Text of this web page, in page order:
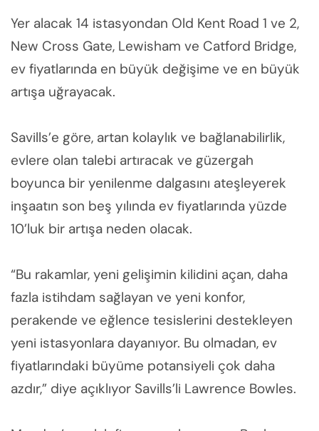
Yer alacak 14 istasyondan Old Kent Road 1 ve 2,
New Cross Gate, Lewisham ve Catford Bridge,
ev fiyatlarında en büyük değişime ve en büyük
artışa uğrayacak.
Savills’e göre, artan kolaylık ve bağlanabilirlik,
evlere olan talebi artıracak ve güzergah
boyunca bir yenilenme dalgasını ateşleyerek
inşaatın son beş yılında ev fiyatlarında yüzde
10’luk bir artışa neden olacak.
“Bu rakamlar, yeni gelişimin kilidini açan, daha
fazla istihdam sağlayan ve yeni konfor,
perakende ve eğlence tesislerini destekleyen
yeni istasyonlara dayanıyor. Bu olmadan, ev
fiyatlarındaki büyüme potansiyeli çok daha
azdır,” diye açıklıyor Savills’li Lawrence Bowles.